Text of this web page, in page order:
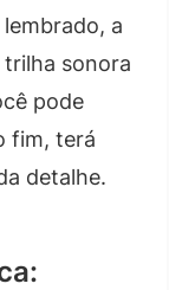
a
sonora
pode
fim, terá
detalhe.